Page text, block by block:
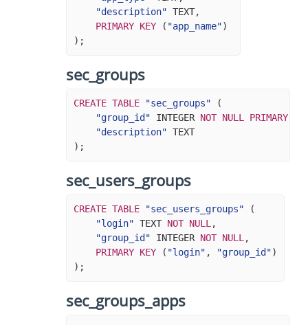
"description" TEXT,
PRIMARY KEY ( "app_name")
);
sec_groups
CREATE TABLE "sec_groups"
(
"group_id"
INTEGER NOT NULL PRIMARY
"description" TEXT
);
sec_users_groups
CREATE TABLE "sec_users_groups"
(
"login" TEXT NOT NULL ,
"group_id"
INTEGER NOT NULL ,
PRIMARY KEY ( "login" , "group_id")
);
sec_groups_apps